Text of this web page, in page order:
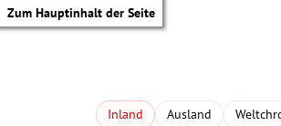
Zum Hauptinhalt der Seite
Inland Ausland